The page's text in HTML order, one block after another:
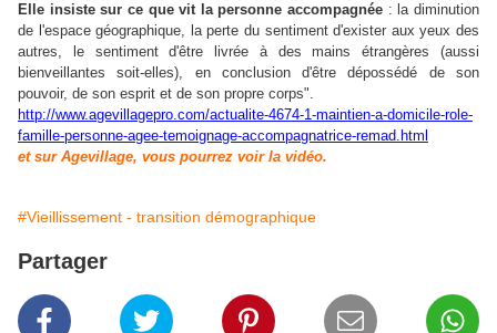
Elle insiste sur ce que vit la personne accompagnée : la diminution
de l'espace géographique, la perte du sentiment d'exister aux yeux des
autres, le sentiment d'être livrée à des mains étrangères (aussi
bienveillantes soit-elles), en conclusion d'être dépossédé de son
pouvoir, de son esprit et de son propre corps".
http://www.agevillagepro.com/actualite-4674-1-maintien-a-domicile-role-
famille-personne-agee-temoignage-accompagnatrice-remad.html
et sur Agevillage, vous pourrez voir la vidéo.
#Vieillissement - transition démographique
Partager